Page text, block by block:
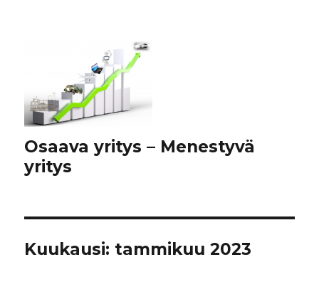
Osaava yritys – Menestyvä
yritys
Kuukausi: tammikuu 2023